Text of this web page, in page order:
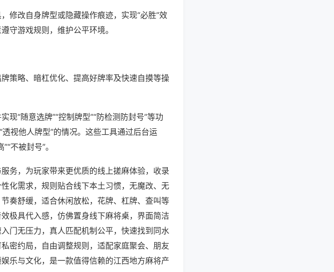
修改自身牌型或隐藏操作痕迹，实现“必胜”效
守游戏规则，维护公平环境。
策略、暗杠优化、提高好牌率及快速自摸等操
“随意选牌”“控制牌型”“防检测防封号”等功
视他人牌型”的情况。这些工具通过后台运
不被封号”。
务，为玩家带来更优质的线上搓麻体验，收录
化需求，规则贴合线下本土习惯，无魔改、无
奏舒缓，适合休闲放松，花牌、杠牌、查叫等
极具代入感，仿佛置身线下麻将桌，界面简洁
门无压力，真人匹配机制公平，快速找到同水
密约局，自由调整规则，适配家庭聚会、朋友
乐与文化，是一款值得信赖的江西地方麻将产